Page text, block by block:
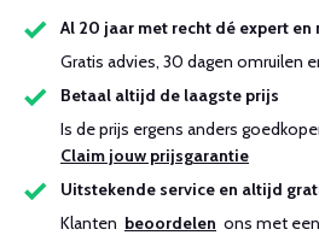
Al 20 jaar met recht dé expert en
Gratis advies, 30 dagen omruilen
Betaal altijd de laagste prijs
Is de prijs ergens anders
Claim jouw prijsgarantie
Uitstekende service en altijd
Klanten beoordelen ons met een